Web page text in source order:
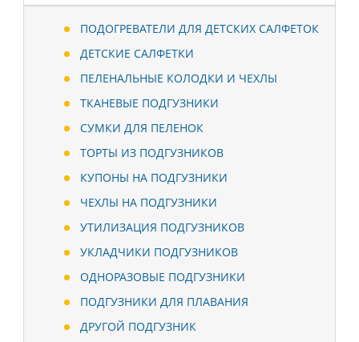
ПОДОГРЕВАТЕЛИ ДЛЯ ДЕТСКИХ САЛФЕТОК
ДЕТСКИЕ САЛФЕТКИ
ПЕЛЕНАЛЬНЫЕ КОЛОДКИ И ЧЕХЛЫ
ТКАНЕВЫЕ ПОДГУЗНИКИ
СУМКИ ДЛЯ ПЕЛЕНОК
ТОРТЫ ИЗ ПОДГУЗНИКОВ
КУПОНЫ НА ПОДГУЗНИКИ
ЧЕХЛЫ НА ПОДГУЗНИКИ
УТИЛИЗАЦИЯ ПОДГУЗНИКОВ
УКЛАДЧИКИ ПОДГУЗНИКОВ
ОДНОРАЗОВЫЕ ПОДГУЗНИКИ
ПОДГУЗНИКИ ДЛЯ ПЛАВАНИЯ
ДРУГОЙ ПОДГУЗНИК